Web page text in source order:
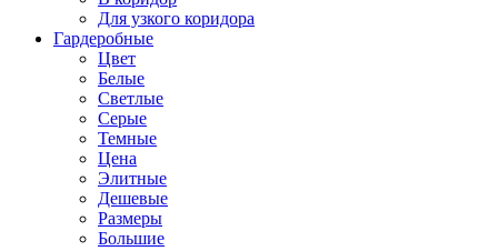
Для узкого коридора
Гардеробные
Цвет
Белые
Светлые
Серые
Темные
Цена
Элитные
Дешевые
Размеры
Большие